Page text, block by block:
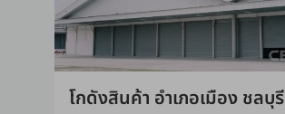
โกดังสินค้า อำเภอเมือง ชลบุรี